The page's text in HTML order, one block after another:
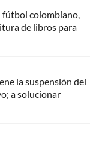
fútbol colombiano,
de libros para
la suspensión del
a solucionar